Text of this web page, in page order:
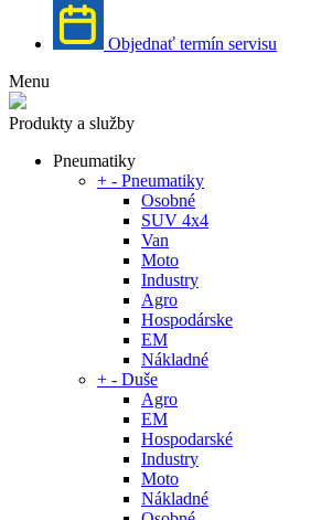
Objednať termín servisu
Menu
Produkty a služby
Pneumatiky
+ - Pneumatiky
Osobné
SUV 4x4
Van
Moto
Industry
Agro
Hospodárske
EM
Nákladné
+ - Duše
Agro
EM
Hospodarské
Industry
Moto
Nákladné